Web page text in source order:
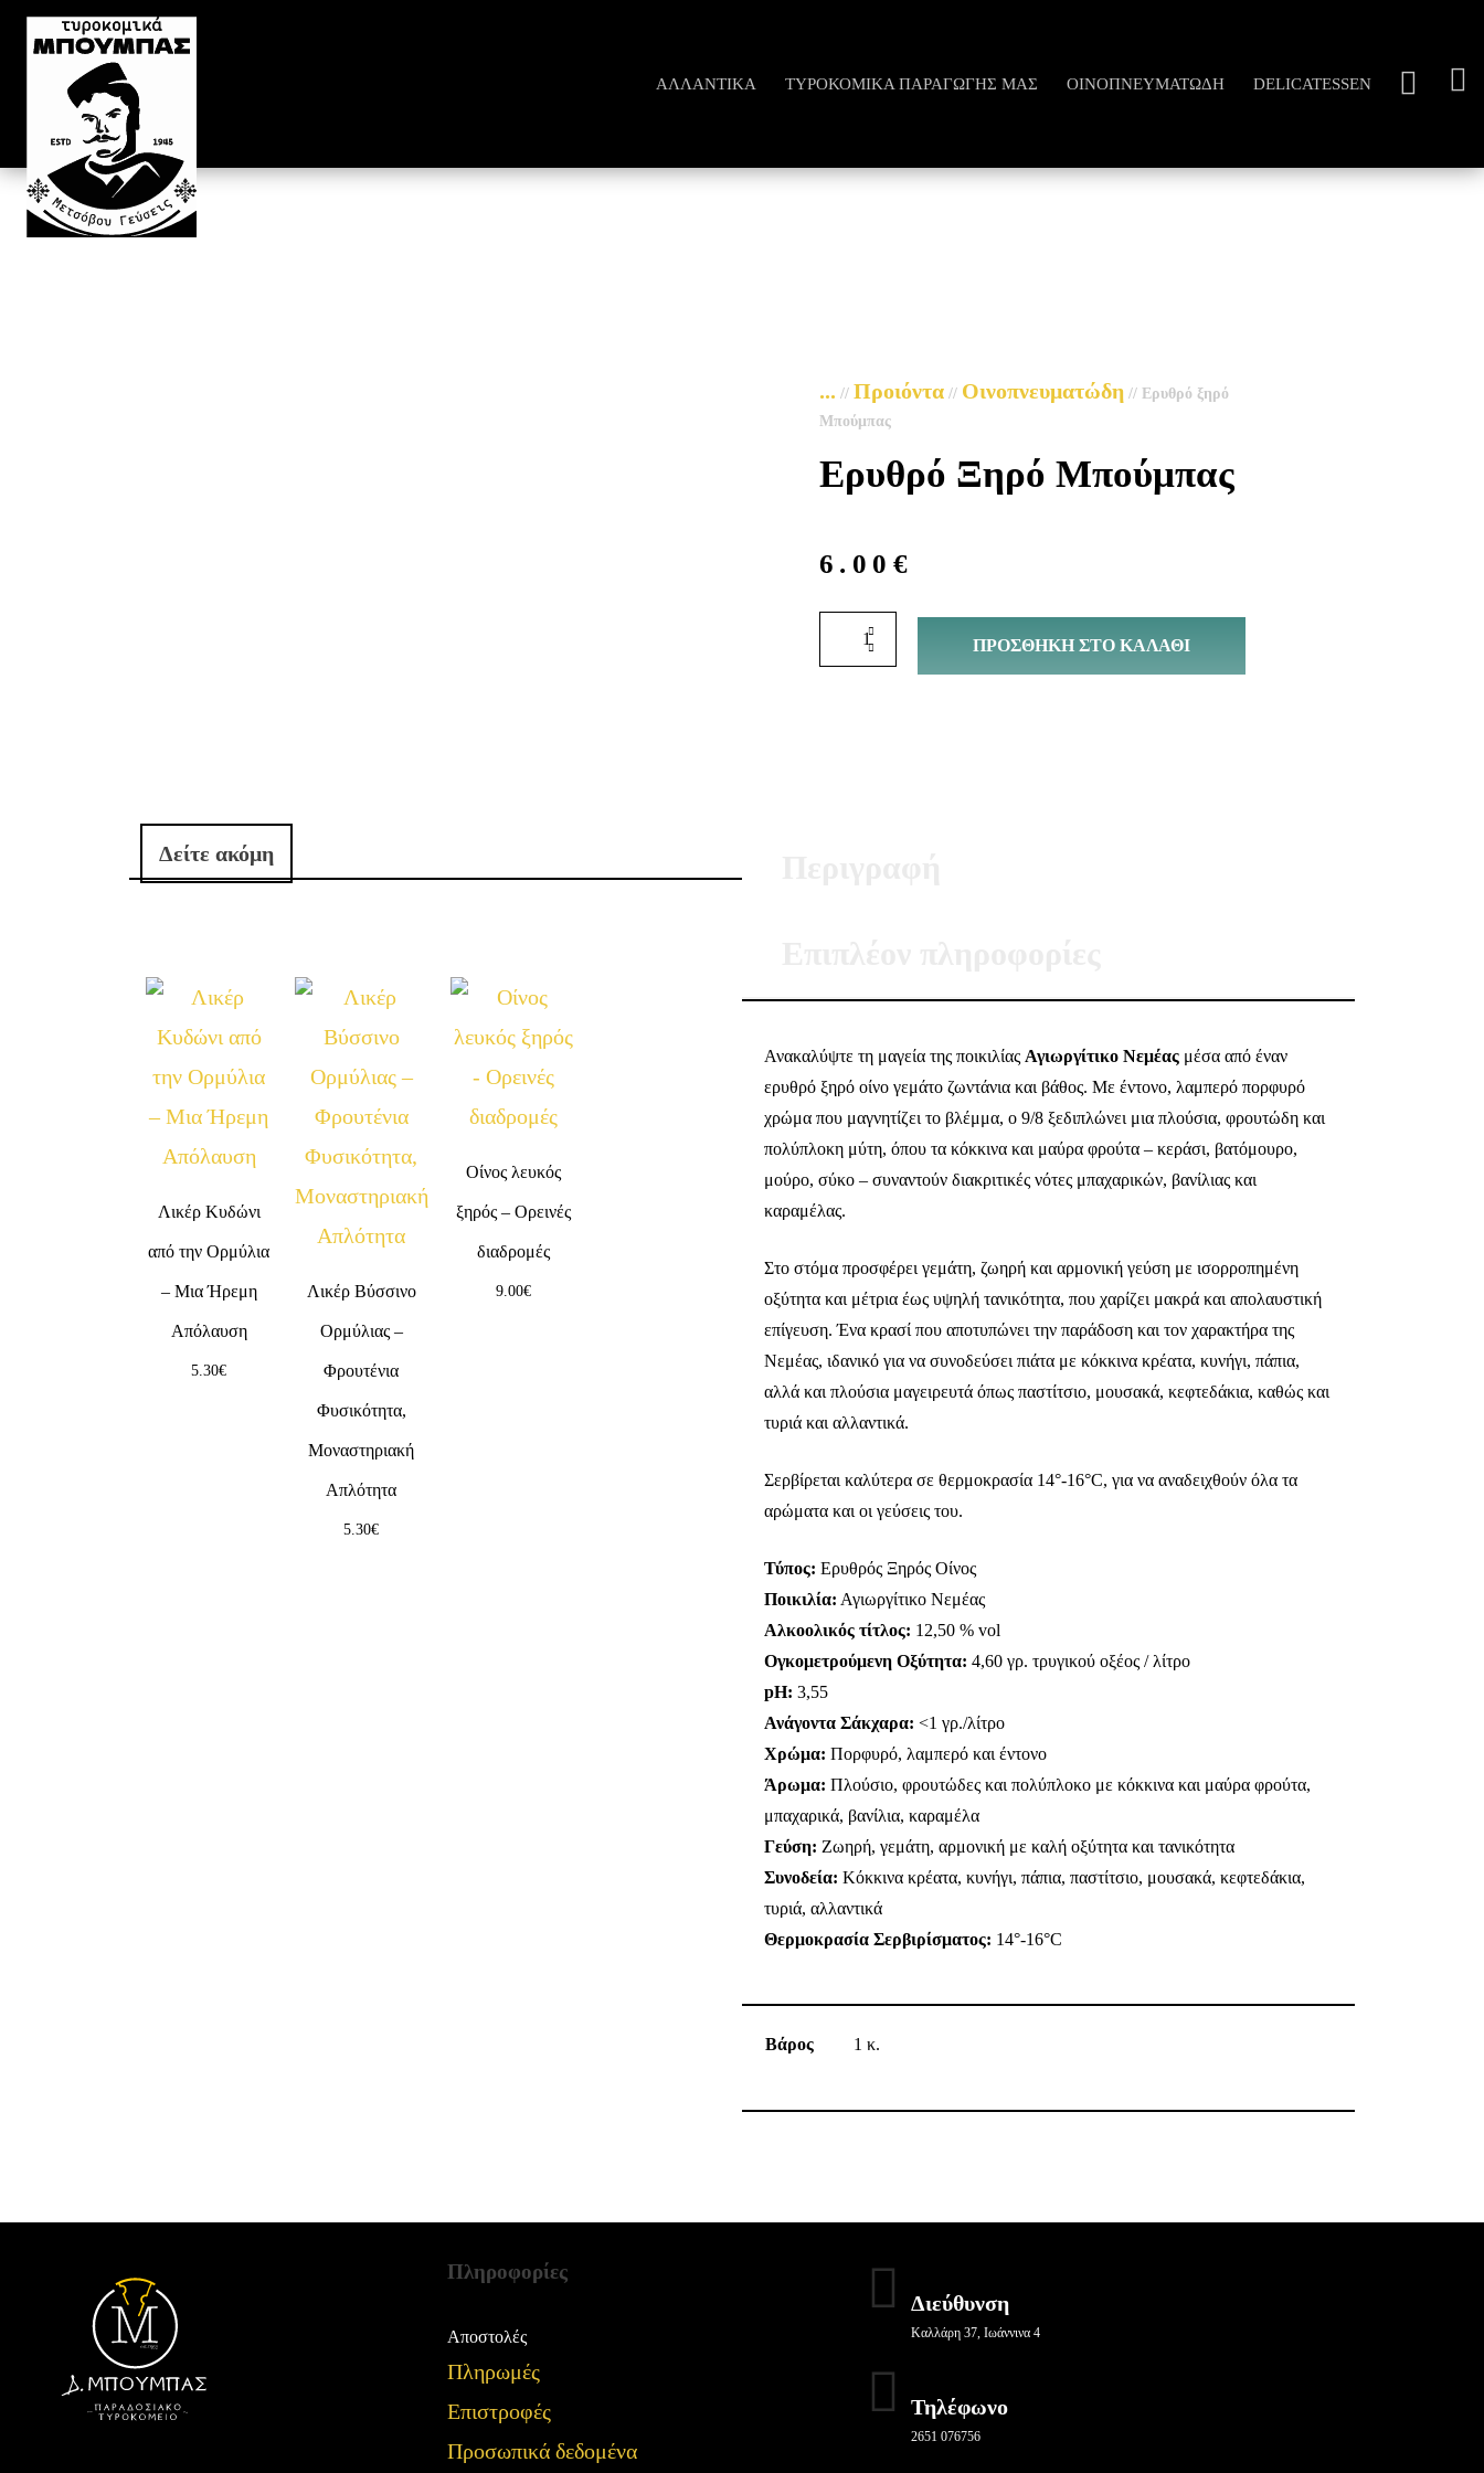
ΑΛΛΑΝΤΙΚΆ ΤΥΡΟΚΟΜΙΚΆ ΠΑΡΑΓΩΓΗΣ ΜΑΣ ΟΙΝΟΠΝΕΥΜΑΤΏΔΗ DELICATESSEN
... // Προιόντα // Οινοπνευματώδη // Ερυθρό ξηρό
Μπούμπας
Ερυθρό Ξηρό Μπούμπας
6.00 €
ΠΡΟΣΘΉΚΗ ΣΤΟ ΚΑΛΆΘΙ
Δείτε ακόμη
Λικέρ Κυδώνι
από την Ορμύλια
– Μια Ήρεμη
Απόλαυση
5.30€
Λικέρ Βύσσινο
Ορμύλιας –
Φρουτένια
Φυσικότητα,
Μοναστηριακή
Απλότητα
5.30€
Οίνος λευκός
ξηρός – Ορεινές
διαδρομές
9.00€
Ανακαλύψτε τη μαγεία της ποικιλίας Αγιωργίτικο Νεμέας μέσα από έναν
ερυθρό ξηρό οίνο γεμάτο ζωντάνια και βάθος. Με έντονο, λαμπερό πορφυρό
χρώμα που μαγνητίζει το βλέμμα, ο 9/8 ξεδιπλώνει μια πλούσια, φρουτώδη και
πολύπλοκη μύτη, όπου τα κόκκινα και μαύρα φρούτα – κεράσι, βατόμουρο,
μούρο, σύκο – συναντούν διακριτικές νότες μπαχαρικών, βανίλιας και
καραμέλας.
Στο στόμα προσφέρει γεμάτη, ζωηρή και αρμονική γεύση με ισορροπημένη
οξύτητα και μέτρια έως υψηλή τανικότητα, που χαρίζει μακρά και απολαυστική
επίγευση. Ένα κρασί που αποτυπώνει την παράδοση και τον χαρακτήρα της
Νεμέας, ιδανικό για να συνοδεύσει πιάτα με κόκκινα κρέατα, κυνήγι, πάπια,
αλλά και πλούσια μαγειρευτά όπως παστίτσιο, μουσακά, κεφτεδάκια, καθώς και
τυριά και αλλαντικά.
Σερβίρεται καλύτερα σε θερμοκρασία 14°-16°C, για να αναδειχθούν όλα τα
αρώματα και οι γεύσεις του.
Τύπος: Ερυθρός Ξηρός Οίνος
Ποικιλία: Αγιωργίτικο Νεμέας
Αλκοολικός τίτλος: 12,50 % vol
Ογκομετρούμενη Οξύτητα: 4,60 γρ. τρυγικού οξέος / λίτρο
pH: 3,55
Ανάγοντα Σάκχαρα: <1 γρ./λίτρο
Χρώμα: Πορφυρό, λαμπερό και έντονο
Άρωμα: Πλούσιο, φρουτώδες και πολύπλοκο με κόκκινα και μαύρα φρούτα,
μπαχαρικά, βανίλια, καραμέλα
Γεύση: Ζωηρή, γεμάτη, αρμονική με καλή οξύτητα και τανικότητα
Συνοδεία: Κόκκινα κρέατα, κυνήγι, πάπια, παστίτσιο, μουσακά, κεφτεδάκια,
τυριά, αλλαντικά
Θερμοκρασία Σερβιρίσματος: 14°-16°C
Βάρος 1 κ.
Πληροφορίες
Αποστολές
Πληρωμές
Επιστροφές
Προσωπικά δεδομένα
Διεύθυνση
Καλλάρη 37, Ιωάννινα 4
Τηλέφωνο
2651 076756